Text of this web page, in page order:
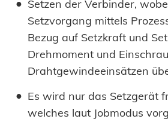
Setzen der Verbinder,
Setzvorgang mittels
Bezug auf Setzkraft und
Drehmoment und
Drahtgewindeeinsätzen
Es wird nur das Setzgerät
welches laut Jobmodus